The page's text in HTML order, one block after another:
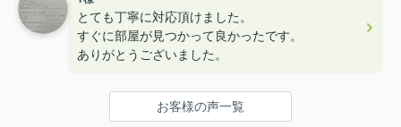
ユニークなスタッフさんも多くて楽しかったです！
とても丁寧に対応頂けました。
すぐに部屋が見つかって良かったです。
ありがとうございました。
お客様の声一覧